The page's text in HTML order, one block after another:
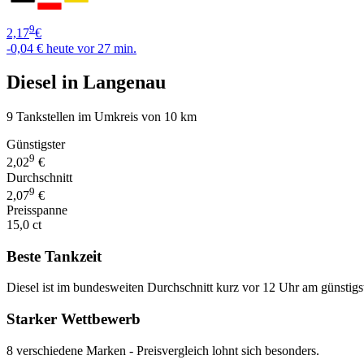
2,179€
-0,04 € heute vor 27 min.
Diesel in Langenau
9 Tankstellen im Umkreis von 10 km
Günstigster
2,029 €
Durchschnitt
2,079 €
Preisspanne
15,0 ct
Beste Tankzeit
Diesel ist im bundesweiten Durchschnitt kurz vor 12 Uhr am
Starker Wettbewerb
8 verschiedene Marken - Preisvergleich lohnt sich besonders.